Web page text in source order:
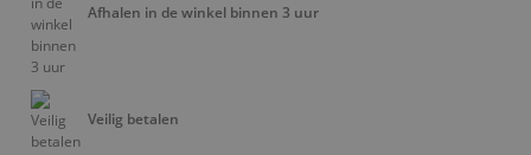
Afhalen in de winkel binnen 3 uur
Veilig betalen